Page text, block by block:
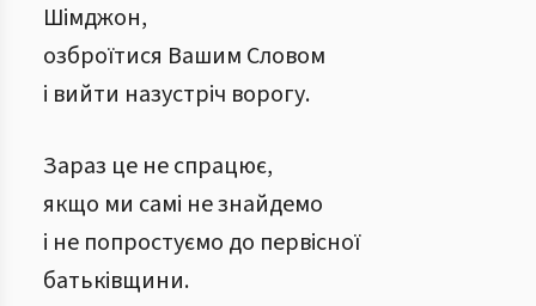
Шімджон,
озброїтися Вашим Словом
і вийти назустріч ворогу.
Зараз це не спрацює,
якщо ми самі не знайдемо
і не попростуємо до первісної
батьківщини.